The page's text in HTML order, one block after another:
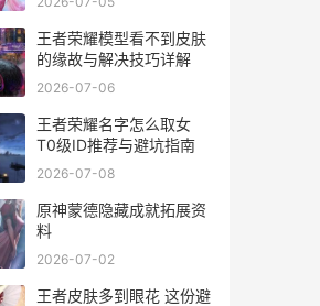
王者荣耀模型看不到皮肤
的缘故与解决技巧详解
2026-07-06
王者荣耀名字怎么取女
T0级ID推荐与避坑指南
2026-07-08
原神蒙德隐藏成就拓展资
料
2026-07-02
王者皮肤多到眼花 这份避